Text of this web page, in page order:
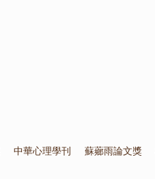
中華心理學刊 蘇薌雨論文獎